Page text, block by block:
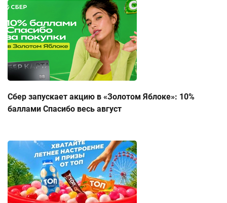
Сбер запускает акцию в «Золотом Яблоке»: 10%
баллами Спасибо весь август